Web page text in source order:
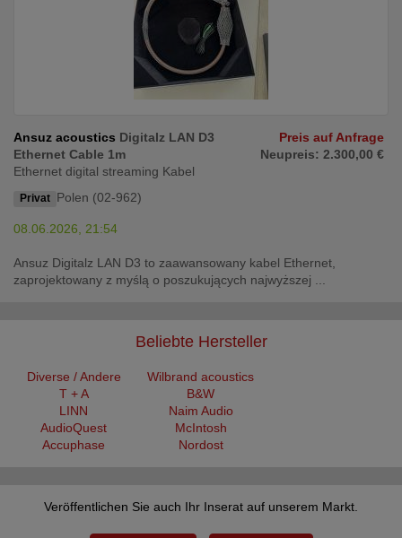
Ansuz acoustics Digitalz LAN D3
Ethernet Cable 1m
Ethernet digital streaming Kabel
Privat Polen (02-962)
Preis auf Anfrage
Neupreis: 2.300,00 €
08.06.2026, 21:54
Ansuz Digitalz LAN D3 to zaawansowany kabel Ethernet,
zaprojektowany z myślą o poszukujących najwyższej ...
Beliebte Hersteller
Diverse / Andere
Wilbrand acoustics
T + A
B&W
LINN
Naim Audio
AudioQuest
McIntosh
Accuphase
Nordost
Veröffentlichen Sie auch Ihr Inserat auf unserem Markt.